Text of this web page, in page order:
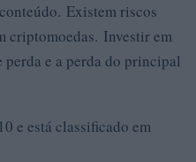
Existem riscos
criptomoedas. Investir em
e a perda do principal
e está classificado em